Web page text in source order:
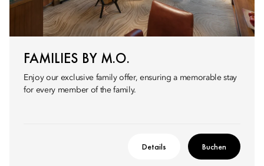
FAMILIES BY M.O.
Enjoy our exclusive family offer, ensuring a memorable stay
for every member of the family.
Details Buchen